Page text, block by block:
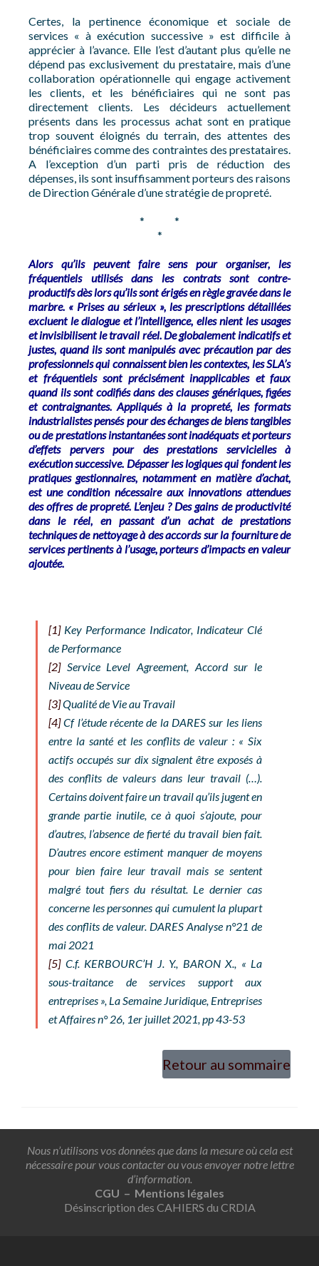
Certes, la pertinence économique et sociale de
services « à exécution successive » est difficile à
apprécier à l’avance. Elle l’est d’autant plus qu’elle ne
dépend pas exclusivement du prestataire, mais d’une
collaboration opérationnelle qui engage activement
les clients, et les bénéficiaires qui ne sont pas
directement clients. Les décideurs actuellement
présents dans les processus achat sont en pratique
trop souvent éloignés du terrain, des attentes des
bénéficiaires comme des contraintes des prestataires.
A l’exception d’un parti pris de réduction des
dépenses, ils sont insuffisamment porteurs des raisons
de Direction Générale d’une stratégie de propreté.
* *
*
Alors qu’ils peuvent faire sens pour organiser, les
fréquentiels utilisés dans les contrats sont contre-
productifs dès lors qu’ils sont érigés en règle gravée dans le
marbre. « Prises au sérieux », les prescriptions détaillées
excluent le dialogue et l’intelligence, elles nient les usages
et invisibilisent le travail réel. De globalement indicatifs et
justes, quand ils sont manipulés avec précaution par des
professionnels qui connaissent bien les contextes, les SLA’s
et fréquentiels sont précisément inapplicables et faux
quand ils sont codifiés dans des clauses génériques, figées
et contraignantes. Appliqués à la propreté, les formats
industrialistes pensés pour des échanges de biens tangibles
ou de prestations instantanées sont inadéquats et porteurs
d’effets pervers pour des prestations servicielles à
exécution successive. Dépasser les logiques qui fondent les
pratiques gestionnaires, notamment en matière d’achat,
est une condition nécessaire aux innovations attendues
des offres de propreté. L’enjeu ? Des gains de productivité
dans le réel, en passant d’un achat de prestations
techniques de nettoyage à des accords sur la fourniture de
services pertinents à l’usage, porteurs d’impacts en valeur
ajoutée.
[1] Key Performance Indicator, Indicateur Clé
de Performance
[2] Service Level Agreement, Accord sur le
Niveau de Service
[3]Qualité de Vie au Travail
[4]Cf l’étude récente de la DARES sur les liens
entre la santé et les conflits de valeur : « Six
actifs occupés sur dix signalent être exposés à
des conflits de valeurs dans leur travail (…).
Certains doivent faire un travail qu’ils jugent en
grande partie inutile, ce à quoi s’ajoute, pour
d’autres, l’absence de fierté du travail bien fait.
D’autres encore estiment manquer de moyens
pour bien faire leur travail mais se sentent
malgré tout fiers du résultat. Le dernier cas
concerne les personnes qui cumulent la plupart
des conflits de valeur. DARES Analyse n°21 de
mai 2021
[5]C.f. KERBOURC’H J. Y., BARON X., « La
sous-traitance de services support aux
entreprises », La Semaine Juridique, Entreprises
et Affairesn° 26, 1er juillet 2021, pp 43-53
Retour au sommaire
Nous n’utilisons vos données que dans la mesure où cela est
nécessaire pour vous contacter ou vous envoyer notre lettre
d’information.
CGU – Mentions légales
Désinscription des CAHIERS du CRDIA